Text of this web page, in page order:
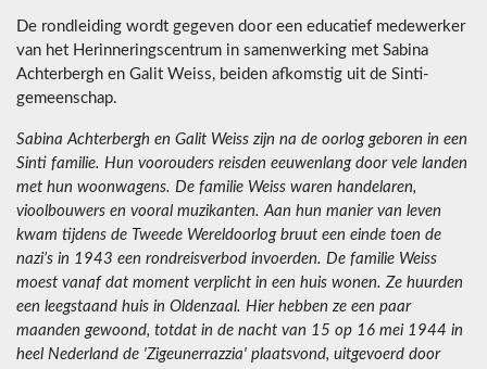
De rondleiding wordt gegeven door een educatief medewerker
van het Herinneringscentrum in samenwerking met Sabina
Achterbergh en Galit Weiss, beiden afkomstig uit de Sinti-
gemeenschap.
Sabina Achterbergh en Galit Weiss zijn na de oorlog geboren in een
Sinti familie. Hun voorouders reisden eeuwenlang door vele landen
met hun woonwagens. De familie Weiss waren handelaren,
vioolbouwers en vooral muzikanten. Aan hun manier van leven
kwam tijdens de Tweede Wereldoorlog bruut een einde toen de
nazi’s in 1943 een rondreisverbod invoerden. De familie Weiss
moest vanaf dat moment verplicht in een huis wonen. Ze huurden
een leegstaand huis in Oldenzaal. Hier hebben ze een paar
maanden gewoond, totdat in de nacht van 15 op 16 mei 1944 in
heel Nederland de 'Zigeunerrazzia' plaatsvond, uitgevoerd door